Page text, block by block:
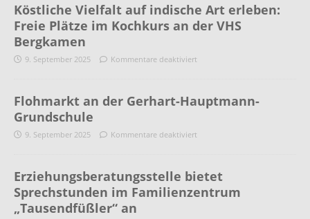
Köstliche Vielfalt auf indische Art erleben:
Freie Plätze im Kochkurs an der VHS
Bergkamen
9. September 2025 Kommentare deaktiviert
Flohmarkt an der Gerhart-Hauptmann-
Grundschule
9. September 2025 Kommentare deaktiviert
Erziehungsberatungsstelle bietet
Sprechstunden im Familienzentrum
„Tausendfüßler“ an